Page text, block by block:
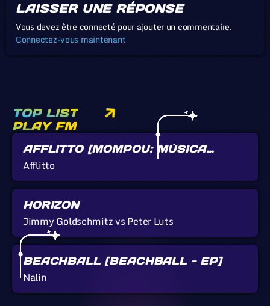
LAISSER UNE RÉPONSE
Vous devez être connecté pour ajouter un commentaire.
Connectez-vous maintenant
TOP LIST
PLAY FM
AFFLITTO [MOMPOU: MÚSICA
CALLADA]
Afflitto
HORIZON
Jimmy Goldschmitz vs Peter Luts
BEACHBALL [BEACHBALL - EP]
Nalin